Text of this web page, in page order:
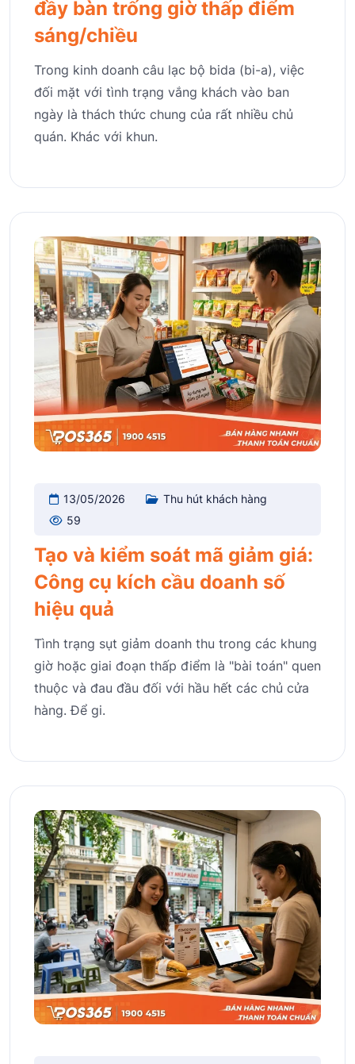
đầy bàn trống giờ thấp điểm
sáng/chiều
Trong kinh doanh câu lạc bộ bida (bi-a), việc
đối mặt với tình trạng vắng khách vào ban
ngày là thách thức chung của rất nhiều chủ
quán. Khác với khun.
13/05/2026
Thu hút khách hàng
59
Tạo và kiểm soát mã giảm giá:
Công cụ kích cầu doanh số
hiệu quả
Tình trạng sụt giảm doanh thu trong các khung
giờ hoặc giai đoạn thấp điểm là "bài toán" quen
thuộc và đau đầu đối với hầu hết các chủ cửa
hàng. Để gi.